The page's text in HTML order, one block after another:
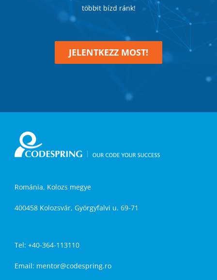
JELENTKEZZ MOST!
Románia, Kolozs megye
400458 Kolozsvár, Györgyfalvi u. 69-71
mentor@codespring.ro